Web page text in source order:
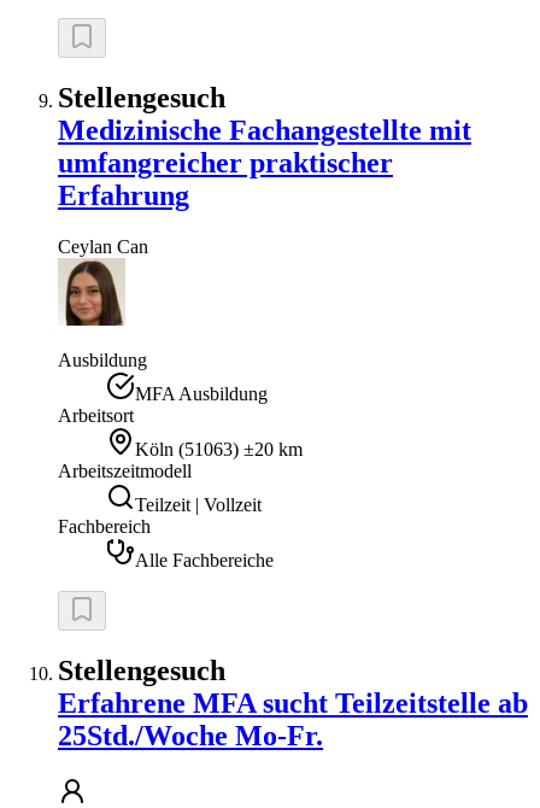
Stellengesuch
Medizinische Fachangestellte mit
umfangreicher praktischer
Erfahrung
Ceylan Can
Ausbildung
MFA Ausbildung
Arbeitsort
Köln (51063) ±20 km
Arbeitszeitmodell
Teilzeit | Vollzeit
Fachbereich
Alle Fachbereiche
Stellengesuch
Erfahrene MFA sucht Teilzeitstelle ab
25Std./Woche Mo-Fr.